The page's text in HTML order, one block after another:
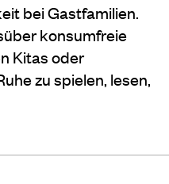
bei Gastfamilien.
konsumfreie
Kitas oder
zu spielen, lesen,